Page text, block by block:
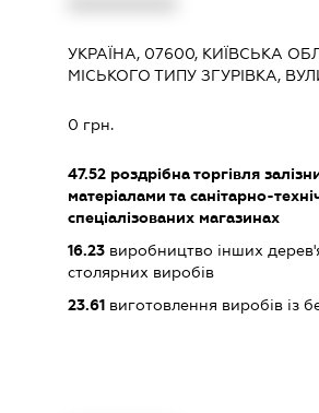
УКРАЇНА, 07600, КИЇВСЬКА
МІСЬКОГО ТИПУ ЗГУРІВКА,
0 грн.
47.52 роздрібна торгівля
матеріалами та санітарно-
спеціалізованих магазинах
16.23 виробництво інших
столярних виробів
23.61 виготовлення виробів із